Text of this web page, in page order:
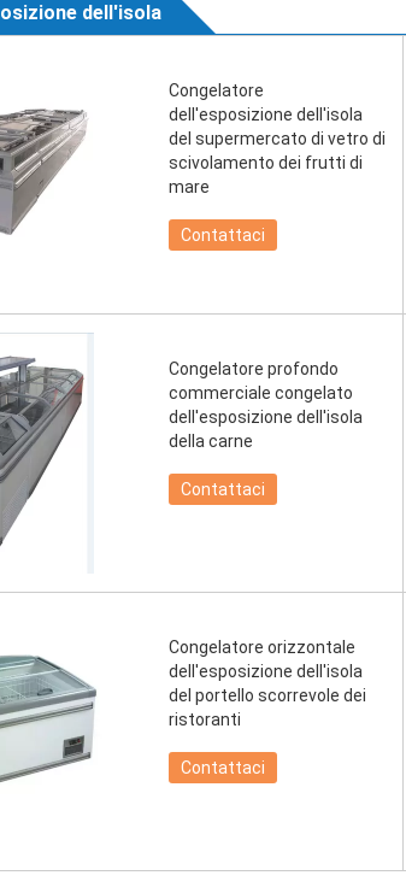
dell'isola
Congelatore
dell'esposizione dell'isola
del supermercato di vetro di
scivolamento dei frutti di
mare
Contattaci
Congelatore profondo
commerciale congelato
dell'esposizione dell'isola
della carne
Contattaci
Congelatore orizzontale
dell'esposizione dell'isola
del portello scorrevole dei
ristoranti
Contattaci